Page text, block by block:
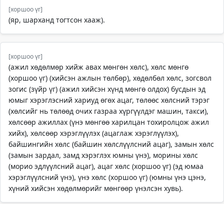
[хоршоо үг]
(яр, шарханд тогтсон хааж).
[хоршоо үг]
(ажил хөдөлмөр хийж авах мөнгөн хөлс), хөлс мөнгө
(хоршоо үг) (хийсэн ажлын төлбөр), хөдөлбөл хөлс, зогсвол
зогис (зүйр үг) (ажил хийсэн хүнд мөнгө олдох) бусдын эд
юмыг хэрэглэсний хариуд өгөх ацаг, төлөөс хөлсний тэрэг
(хөлсийг нь төлөөд очих газраа хүргүүлдэг машин, такси),
хөлсөөр ажиллах (үнэ мөнгөө харилцан тохиролцож ажил
хийх), хөлсөөр хэрэглүүлэх (ацаглаж хэрэглүүлэх),
байшингийн хөлс (байшин хөлслүүлсний ацаг), замын хөлс
(замын зардал, замд хэрэглэх юмны үнэ), морины хөлс
(морио эдлүүлсний ацаг), ацаг хөлс (хоршоо үг) (эд юмаа
хэрэглүүлсний үнэ), үнэ хөлс (хоршоо үг) (юмны үнэ цэнэ,
хүний хийсэн хөдөлмөрийг мөнгөөр үнэлсэн хувь).